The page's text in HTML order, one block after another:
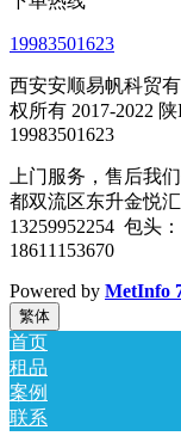
19983501623
西安安顺易帆科贸
权所有 2017-2022
19983501623
上门服务，售后我
都双流区东升金悦
13259952254 包头
18611153670
Powered by MetInfo
繁体
首页
租品
案例
联系